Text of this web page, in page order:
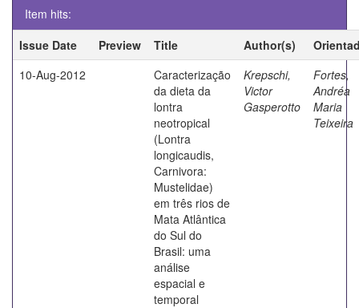
Item hits:
Issue Date
Preview Title Author(s)
10-Aug-2012
Caracterização
da dieta da
lontra
neotropical
(Lontra
longicaudis,
Carnivora:
Mustelidae)
em três rios de
Mata Atlântica
do Sul do
Brasil: uma
análise
espacial e
temporal
Krepschi,
Victor
Gasperotto
Fortes,
Andréa
Maria
Teixeira